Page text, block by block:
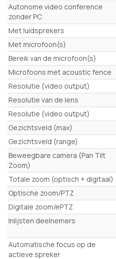
Autonome video conference
zonder PC
Met luidsprekers
Met microfoon(s)
Bereik van de microfoon(s)
Microfoons met acoustic fence
Resolutie (video output)
Resolutie van de lens
Resolutie (video output)
Gezichtsveld (max)
Gezichtsveld (range)
Beweegbare camera (Pan Tilt
Zoom)
Totale zoom (optisch + digitaal)
Optische zoom/PTZ
Digitale zoom/ePTZ
Inlijsten deelnemers
Automatische focus op de
actieve spreker